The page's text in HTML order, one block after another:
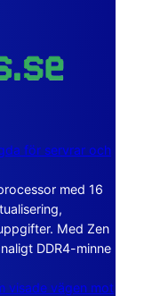
för servrar och
med 16
Med Zen
DDR4-minne
visade vägen mot